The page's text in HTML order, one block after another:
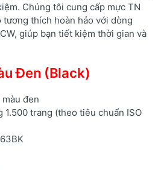
Chúng tôi cung cấp mực TN
tương thích hoàn hảo với dòng
giúp bạn tiết kiệm thời gian và
Đen (Black)
đen
1.500 trang (theo tiêu chuẩn ISO